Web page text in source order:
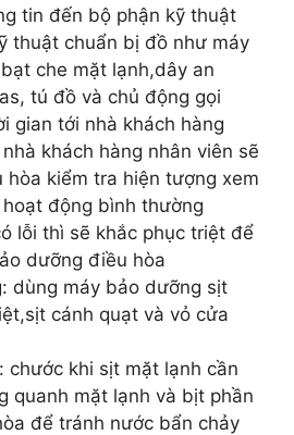
tin đến bộ phận kỹ thuật
thuật chuẩn bị đồ như máy
che mặt lạnh,dây an
tú đồ và chủ động gọi
gian tới nhà khách hàng
khách hàng nhân viên sẽ
kiểm tra hiện tượng xem
động bình thường
lỗi thì sẽ khắc phục triệt để
dưỡng điều hòa
dùng máy bảo dưỡng sịt
cánh quạt và vỏ cửa
chước khi sịt mặt lạnh cần
quanh mặt lạnh và bịt phần
để tránh nước bẩn chảy